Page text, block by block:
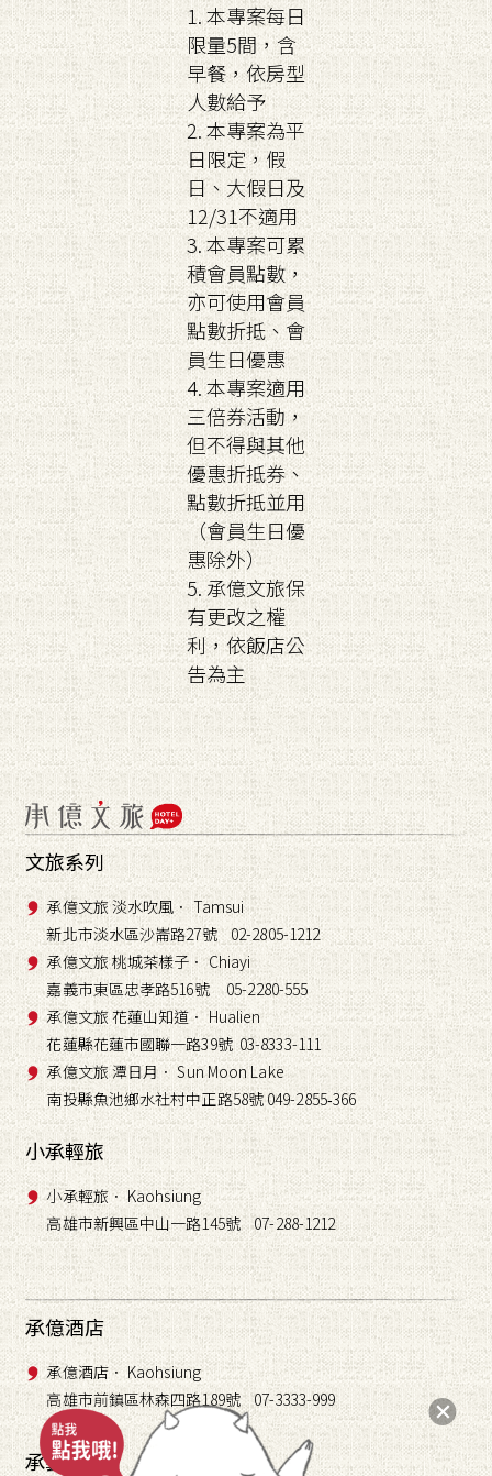
1. 本專案每日
限量5間，含
早餐，依房型
人數給予
2. 本專案為平
日限定，假
日、大假日及
12/31不適用
3. 本專案可累
積會員點數，
亦可使用會員
點數折抵、會
員生日優惠
4. 本專案適用
三倍券活動，
但不得與其他
優惠折抵券、
點數折抵並用
（會員生日優
惠除外）
5. 承億文旅保
有更改之權
利，依飯店公
告為主
文旅系列
承億文旅 淡水吹風． Tamsui
新北市淡水區沙崙路27號 02-2805-1212
承億文旅 桃城茶樣子． Chiayi
嘉義市東區忠孝路516號 05-2280-555
承億文旅 花蓮山知道． Hualien
花蓮縣花蓮市國聯一路39號 03-8333-111
承億文旅 潭日月． Sun Moon Lake
南投縣魚池鄉水社村中正路58號 049-2855-366
小承輕旅
小承輕旅． Kaohsiung
高雄市新興區中山一路145號 07-288-1212
承億酒店
承億酒店． Kaohsiung
高雄市前鎮區林森四路189號 07-3333-999
承藝術